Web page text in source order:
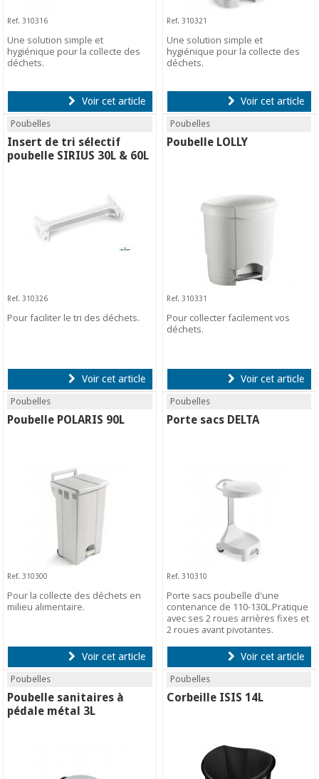
Ref. 310316
Une solution simple et
hygiénique pour la collecte des
déchets.
Voir cet article
Ref. 310321
Une solution simple et
hygiénique pour la collecte des
déchets.
Voir cet article
Poubelles
Insert de tri sélectif
poubelle SIRIUS 30L & 60L
Ref. 310326
Pour faciliter le tri des déchets.
Voir cet article
Poubelles
Poubelle LOLLY
Ref. 310331
Pour collecter facilement vos
déchets.
Voir cet article
Poubelles
Poubelle POLARIS 90L
Ref. 310300
Pour la collecte des déchets en
milieu alimentaire.
Voir cet article
Poubelles
Porte sacs DELTA
Ref. 310310
Porte sacs poubelle d'une
contenance de 110-130L.Pratique
avec ses 2 roues arrières fixes et
2 roues avant pivotantes.
Voir cet article
Poubelles
Poubelle sanitaires à
pédale métal 3L
Poubelles
Corbeille ISIS 14L